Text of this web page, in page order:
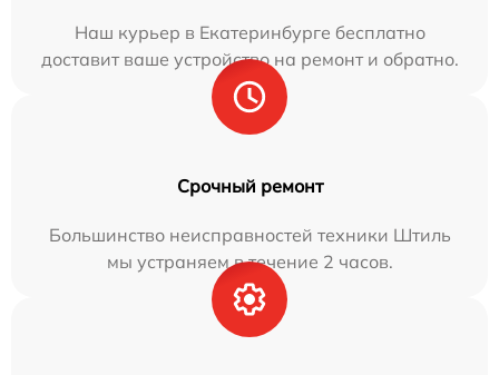
Наш курьер в Екатеринбурге бесплатно
доставит ваше устройство на ремонт и обратно.
Срочный ремонт
Большинство неисправностей техники Штиль
мы устраняем в течение 2 часов.